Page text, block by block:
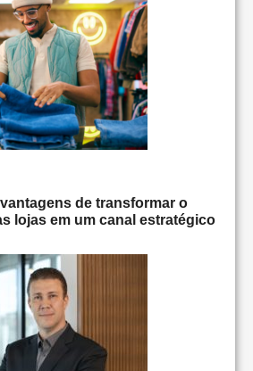
de transformar o
lojas em um canal estratégico